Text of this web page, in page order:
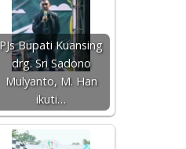
PJs Bupati Kuansing
drg. Sri Sadono
Mulyanto, M. Han
ikuti…